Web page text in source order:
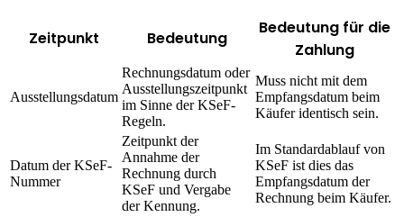
Zeitpunkt Bedeutung
Bedeutung für die
Zahlung
Ausstellungsdatum
Rechnungsdatum oder
Ausstellungszeitpunkt
im Sinne der KSeF-
Regeln.
Muss nicht mit dem
Empfangsdatum beim
Käufer identisch sein.
Datum der KSeF-
Nummer
Zeitpunkt der
Annahme der
Rechnung durch
KSeF und Vergabe
der Kennung.
Im Standardablauf von
KSeF ist dies das
Empfangsdatum der
Rechnung beim Käufer.